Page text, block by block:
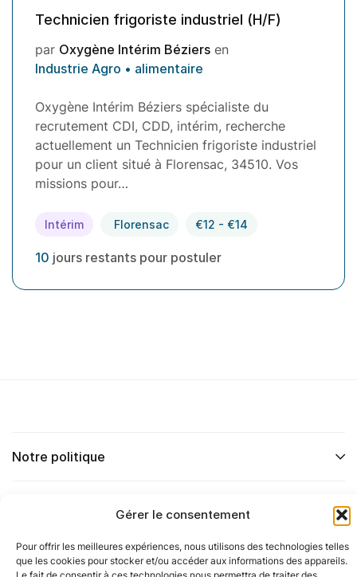
Gérer le consentement
Pour offrir les meilleures expériences, nous utilisons des technologies telles
que les cookies pour stocker et/ou accéder aux informations des appareils.
Technicien frigoriste industriel (H/F)
par Oxygène Intérim Béziers en
Industrie Agro • alimentaire
Oxygène Intérim Béziers spécialiste du
recrutement CDI, CDD, intérim, recherche
actuellement un Technicien frigoriste industriel
pour un client situé à Florensac, 34510. Vos
missions pour…
Intérim Florensac €12 - €14
10 jours restants pour postuler
Notre politique
Nos autres marques